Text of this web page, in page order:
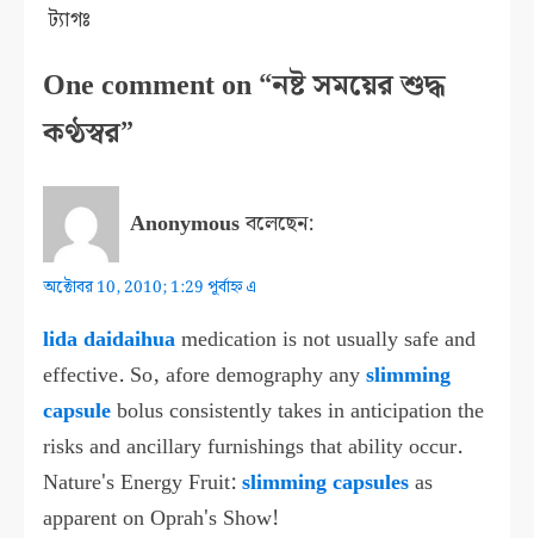
ট্যাগঃ
One comment on “নষ্ট সময়ের শুদ্ধ
কণ্ঠস্বর”
Anonymousবলেছেন:
অক্টোবর 10, 2010; 1:29 পূর্বাহ্ন এ
lida daidaihuamedication is not usually safe and
effective. So, afore demography anyslimming
capsulebolus consistently takes in anticipation the
risks and ancillary furnishings that ability occur.
Nature's Energy Fruit:slimming capsulesas
apparent on Oprah's Show!